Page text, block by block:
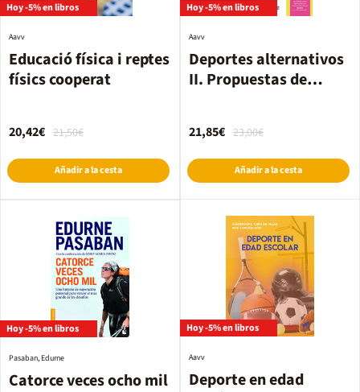
Hoy -5% en libros
Educació física i reptes
físics cooperat
Aavv
21,50€
20,42€
Añadir a la cesta
Hoy -5% en libros
Deportes alternativos
II. Propuestas de
Aavv
23,00€
21,85€
Añadir a la cesta
Hoy -5% en libros
Catorce veces ocho mil
Pasaban, Edurne
Hoy -5% en libros
Deporte en edad
Aavv